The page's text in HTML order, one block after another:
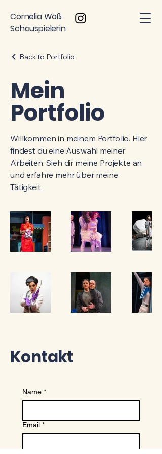
Cornelia Wöß
Schauspielerin
Back to Portfolio
Mein
Portfolio
Willkommen in meinem Portfolio. Hier
findest du eine Auswahl meiner
Arbeiten. Sieh dir meine Projekte an
und erfahre mehr über meine
Tätigkeit.
Kontakt
Name *
Email *